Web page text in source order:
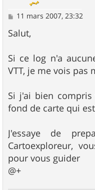
M
s
s
g
e
11 mars 2007, 23:32
Salut,
Si ce log n'a
VTT, je me vois pas
Si j'ai bien
fond de carte qui
J'essaye de
Cartoexploreur,
pour vous guider
@+